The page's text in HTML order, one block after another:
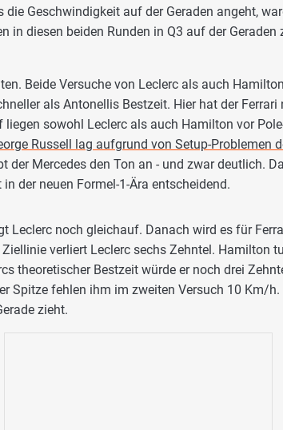
die Geschwindigkeit auf der Geraden angeht,
in diesen beiden Runden in Q3 auf der Geraden
Beide Versuche von Leclerc als auch
als Antonellis Bestzeit. Hier hat der Ferrari
liegen sowohl Leclerc als auch Hamilton vor
Russell lag aufgrund von Setup-Problemen
der Mercedes den Ton an - und zwar deutlich.
der neuen Formel-1-Ära entscheidend.
Leclerc noch gleichauf. Danach wird es für
verliert Leclerc sechs Zehntel. Hamilton
theoretischer Bestzeit würde er noch drei
Spitze fehlen ihm im zweiten Versuch 10 Km/h.
zieht.